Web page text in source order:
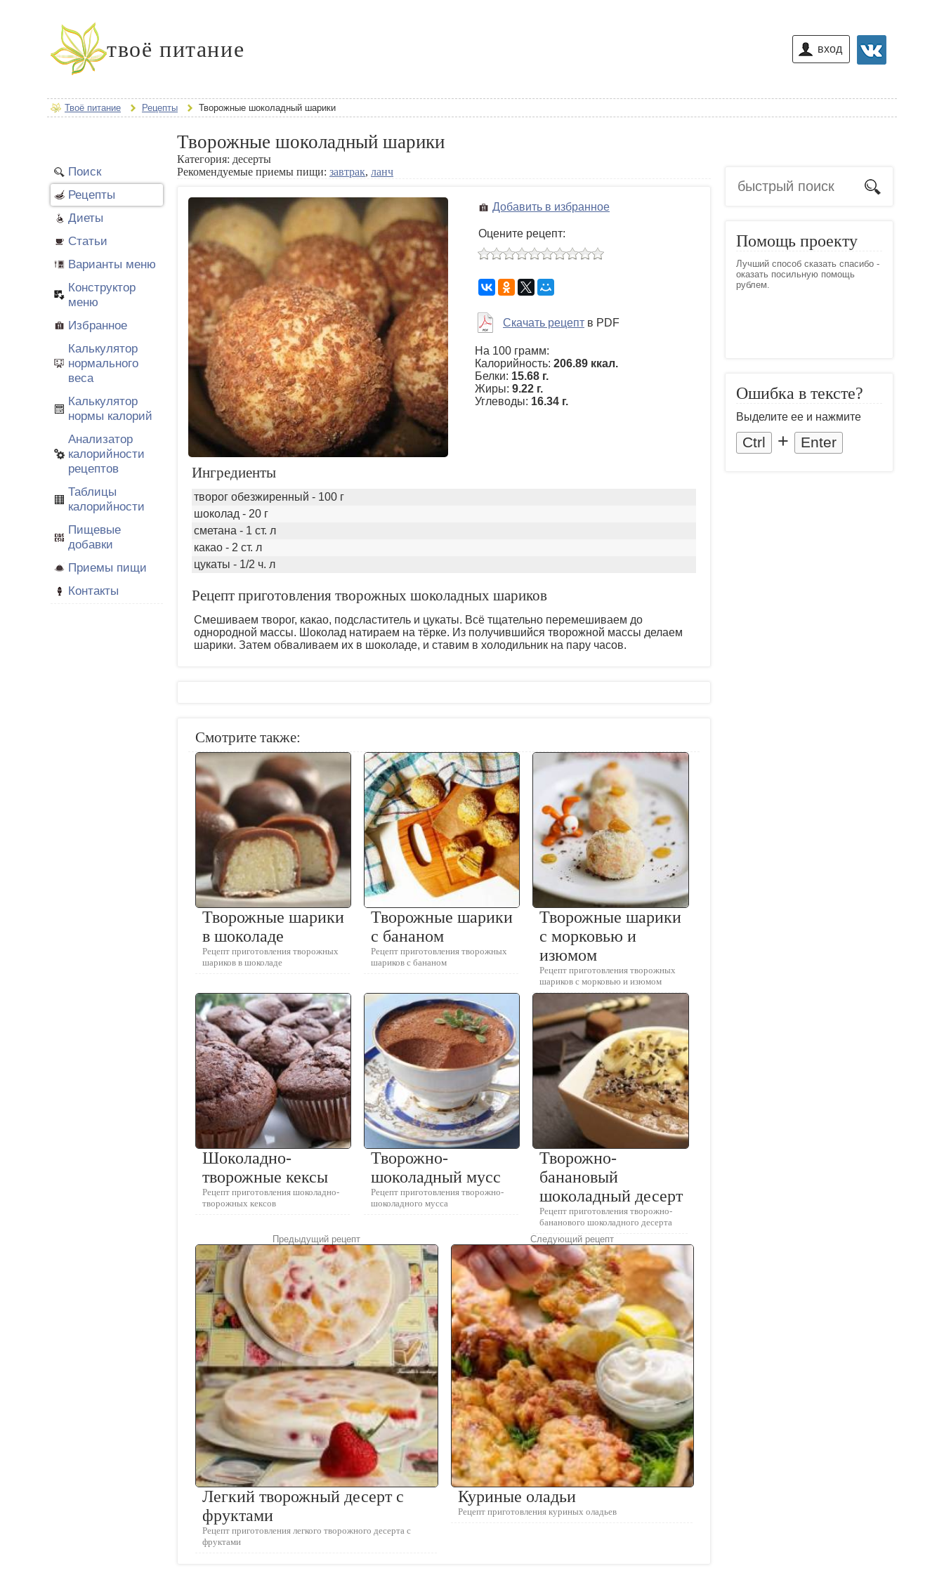
твоё питание вход
Твоё питание Рецепты Творожные шоколадный шарики
Поиск
Рецепты
Диеты
Статьи
Варианты меню
Конструктор
меню
Избранное
Калькулятор
нормального
веса
Калькулятор
нормы калорий
Анализатор
калорийности
рецептов
Таблицы
калорийности
Пищевые
добавки
Приемы пищи
Контакты
Творожные шоколадный шарики
Категория: десерты
Рекомендуемые приемы пищи: завтрак, ланч
Добавить в избранное
Оцените рецепт:
Скачать рецепт в PDF
На 100 грамм:
Калорийность: 206.89 ккал.
Белки: 15.68 г.
Жиры: 9.22 г.
Углеводы: 16.34 г.
Ингредиенты
творог обезжиренный - 100 г
шоколад - 20 г
сметана - 1 ст. л
какао - 2 ст. л
цукаты - 1/2 ч. л
Рецепт приготовления творожных шоколадных шариков
Смешиваем творог, какао, подсластитель и цукаты. Всё тщательно перемешиваем до
однородной массы. Шоколад натираем на тёрке. Из получившийся творожной массы делаем
шарики. Затем обваливаем их в шоколаде, и ставим в холодильник на пару часов.
Смотрите также:
Творожные шарики
в шоколаде
Рецепт приготовления творожных
шариков в шоколаде
Творожные шарики
с бананом
Рецепт приготовления творожных
шариков с бананом
Творожные шарики
с морковью и
изюмом
Рецепт приготовления творожных
шариков с морковью и изюмом
Шоколадно-
творожные кексы
Рецепт приготовления шоколадно-
творожных кексов
Творожно-
шоколадный мусс
Рецепт приготовления творожно-
шоколадного мусса
Творожно-
банановый
шоколадный десерт
Рецепт приготовления творожно-
бананового шоколадного десерта
Предыдущий рецепт
Легкий творожный десерт с
фруктами
Рецепт приготовления легкого творожного десерта с
фруктами
Следующий рецепт
Куриные оладьи
Рецепт приготовления куриных оладьев
Помощь проекту
Лучший способ сказать спасибо -
оказать посильную помощь
рублем.
Ошибка в тексте?
Выделите ее и нажмите
Ctrl + Enter